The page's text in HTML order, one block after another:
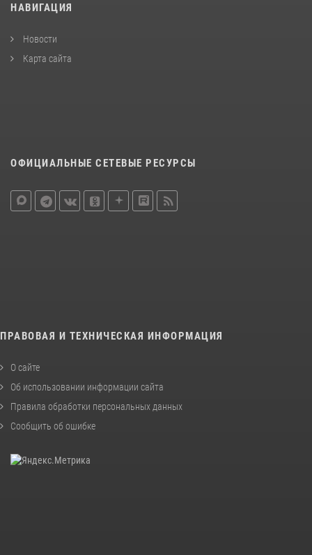
НАВИГАЦИЯ
Новости
Карта сайта
ОФИЦИАЛЬНЫЕ СЕТЕВЫЕ РЕСУРСЫ
ПРАВОВАЯ И ТЕХНИЧЕСКАЯ ИНФОРМАЦИЯ
О сайте
Об использовании информации сайта
Правила обработки персональных данных
Сообщить об ошибке